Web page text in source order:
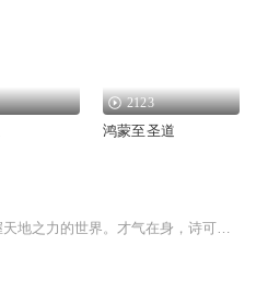
2123
鸿蒙至圣道